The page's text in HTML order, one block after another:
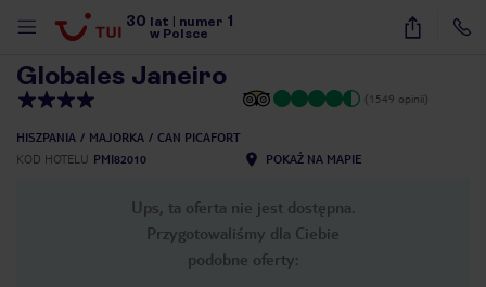
30 lat numer 1
w Polsce
33
Globales Janeiro
(1549 opinii)
HISZPANIA MAJORKA
CAN PICAFORT
KOD HOTELU PMI82010 POKAŻ NA MAPIE
Ups, ta oferta nie jest dostępna.
Przygotowaliśmy dla Ciebie
podobne oferty: